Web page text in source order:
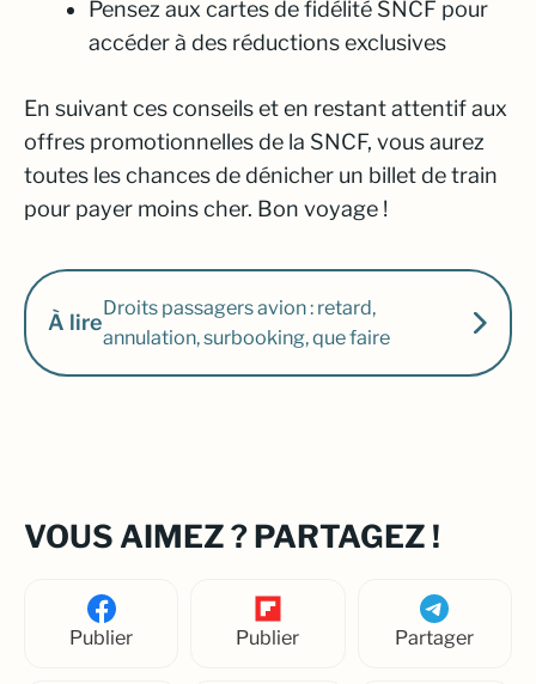
Pensez aux cartes de fidélité SNCF pour
accéder à des réductions exclusives
En suivant ces conseils et en restant attentif aux
offres promotionnelles de la SNCF, vous aurez
toutes les chances de dénicher un billet de train
pour payer moins cher. Bon voyage !
À lire
Droits passagers avion : retard,
annulation, surbooking, que faire
VOUS AIMEZ ? PARTAGEZ !
Publier Publier Partager